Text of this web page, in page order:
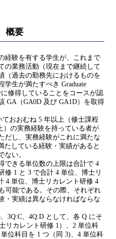
概要
経験を有する学生が、これまで
の業務活動（現在まで継続して
（過去の勤務先におけるものを
生が満たすべき Graduate
修得していることをコースが認
GA（GA0D 及び GA1D）を取得
おおむね 5 年以上（修士課程
）の実務経験を持っている者が
だし、実務経験がこれに満たな
たしている経験・実績があると
ない。
できる単位数の上限は合計で 4
修 1 と 3 で合計 4 単位、博士リ
4 単位、博士リカレント研修 4
可能である。その際、それぞれ
・実績は異ならなければならな
3Q:C、4Q:D として、各 Q にそ
リカレント研修 1）、2 単位科
位科目を 1 つ（同 3)、4 単位科